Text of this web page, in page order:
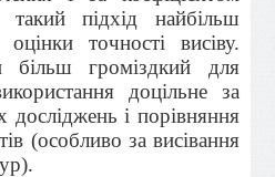
такий підхід найбільш
точності висіву.
громіздкий для
доцільне за
досліджень і порівняння
(особливо за висівання